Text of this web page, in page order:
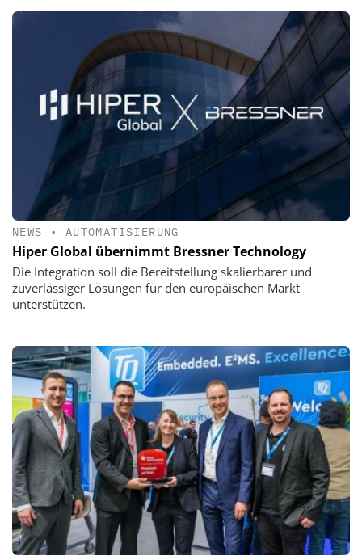
NEWS • AUTOMATISIERUNG
Hiper Global übernimmt Bressner Technology
Die Integration soll die Bereitstellung skalierbarer und
zuverlässiger Lösungen für den europäischen Markt
unterstützen.